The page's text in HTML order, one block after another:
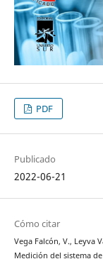
PDF
Publicado
2022-06-21
Cómo citar
Vega Falcón, V., Leyva
Medición del sistema